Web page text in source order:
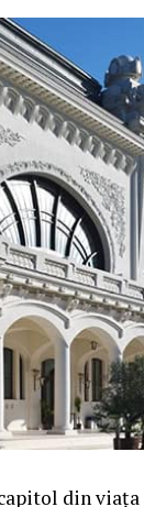
din viața